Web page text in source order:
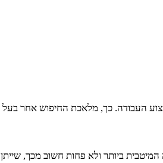
העבודה. כך, מלאכת החיפוש אחר
המיטבית ביותר ולא פחות חשוב מכך,